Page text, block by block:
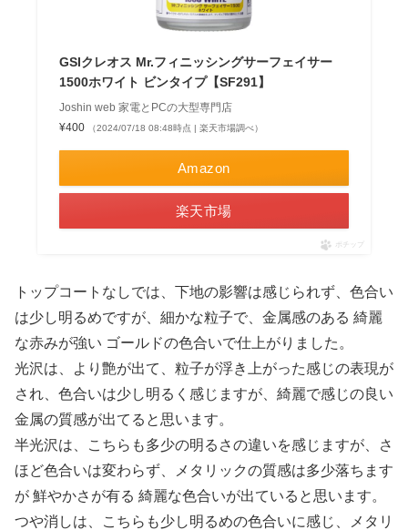
GSIクレオス Mr.フィニッシングサーフェイサー
1500ホワイト ビンタイプ【SF291】
Joshin web 家電とPCの大型専門店
¥400
（2024/07/18 08:48時点 | 楽天市場調べ）
Amazon
楽天市場
ポチップ
トップコートなしでは、下地の影響は感じられず、色合い
は少し明るめですが、細かな粒子で、金属感のある 綺麗
な赤みが強い ゴールドの色合いで仕上がりました。
光沢は、より艶が出て、粒子が浮き上がった感じの表現が
され、色合いは少し明るく感じますが、綺麗で感じの良い
金属の質感が出てると思います。
半光沢は、こちらも多少の明るさの違いを感じますが、さ
ほど色合いは変わらず、メタリックの質感は多少落ちます
が 鮮やかさが有る 綺麗な色合いが出ていると思います。
つや消しは、こちらも少し明るめの色合いに感じ、メタリ